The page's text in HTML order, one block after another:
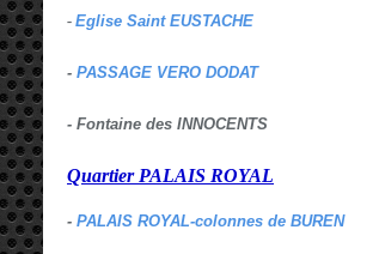
- Eglise Saint EUSTACHE
- PASSAGE VERO DODAT
- Fontaine des INNOCENTS
Quartier PALAIS ROYAL
- PALAIS ROYAL-colonnes de BUREN